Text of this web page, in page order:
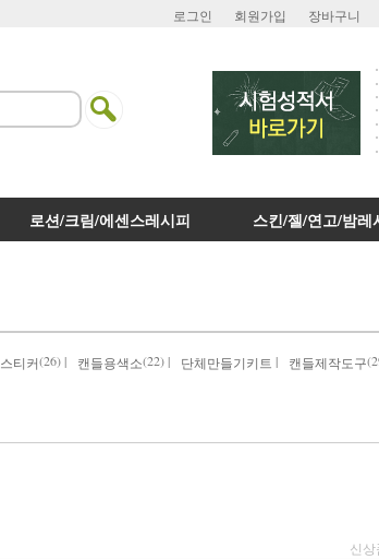
로그인 회원가입 장바구니
로션/크림/에센스레시피 스킨/젤/연고/밤레
스티커(26) | 캔들용색소(22) | 단체만들기키트 | 캔들제작도구
신상